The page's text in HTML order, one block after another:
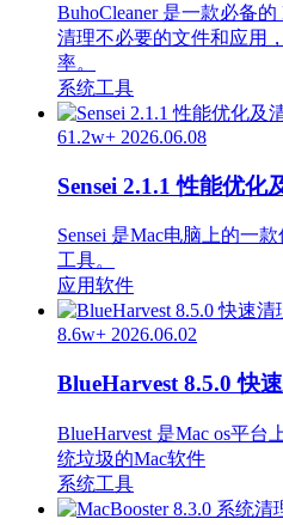
BuhoCleaner 是一款必备
清理不必要的文件和应用
率。
系统工具
61.2w+ 2026.06.08
Sensei 2.1.1 性能优化
Sensei 是Mac电脑上的一
工具。
应用软件
8.6w+ 2026.06.02
BlueHarvest 8.5.0 快
BlueHarvest 是Mac os平
统垃圾的Mac软件
系统工具